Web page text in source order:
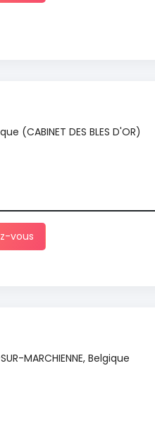
(CABINET DES BLES D'OR)
vous
MARCHIENNE, Belgique